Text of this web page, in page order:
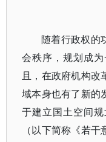
随着行政权的
会秩序，规划成
且，在政府机构改
域本身也有了新的
于建立国土空间
（以下简称《若